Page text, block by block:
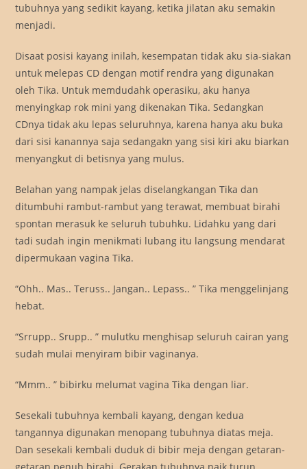
tubuhnya yang sedikit kayang, ketika jilatan aku semakin
menjadi.
Disaat posisi kayang inilah, kesempatan tidak aku sia-siakan
untuk melepas CD dengan motif rendra yang digunakan
oleh Tika. Untuk memdudahk operasiku, aku hanya
menyingkap rok mini yang dikenakan Tika. Sedangkan
CDnya tidak aku lepas seluruhnya, karena hanya aku buka
dari sisi kanannya saja sedangakn yang sisi kiri aku biarkan
menyangkut di betisnya yang mulus.
Belahan yang nampak jelas diselangkangan Tika dan
ditumbuhi rambut-rambut yang terawat, membuat birahi
spontan merasuk ke seluruh tubuhku. Lidahku yang dari
tadi sudah ingin menikmati lubang itu langsung mendarat
dipermukaan vagina Tika.
“Ohh.. Mas.. Teruss.. Jangan.. Lepass.. ” Tika menggelinjang
hebat.
“Srrupp.. Srupp.. ” mulutku menghisap seluruh cairan yang
sudah mulai menyiram bibir vaginanya.
“Mmm.. ” bibirku melumat vagina Tika dengan liar.
Sesekali tubuhnya kembali kayang, dengan kedua
tangannya digunakan menopang tubuhnya diatas meja.
Dan sesekali kembali duduk di bibir meja dengan getaran-